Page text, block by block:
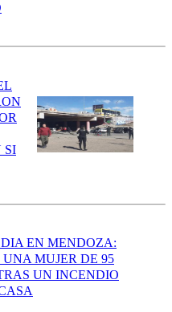
SI
EN MENDOZA:
MUJER DE 95
UN INCENDIO